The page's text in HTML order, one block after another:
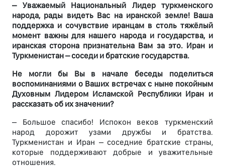
– Уважаемый Национальный Лидер туркменского
народа, рады видеть Вас на иранской земле! Ваша
поддержка и сочувствие иранцам в столь тяжёлый
момент важны для нашего народа и государства, и
иранская сторона признательна Вам за это. Иран и
Туркменистан – соседи и братские государства.
Не могли бы Вы в начале беседы поделиться
воспоминаниями о Ваших встречах с ныне покойным
Духовным Лидером Исламской Республики Иран и
рассказать об их значении?
– Большое спасибо! Испокон веков туркменский
народ дорожит узами дружбы и братства.
Туркменистан и Иран – соседние братские страны,
которые поддерживают добрые и уважительные
отношения.